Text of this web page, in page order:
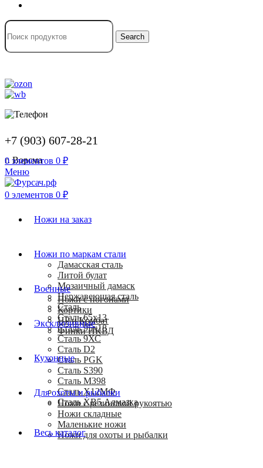
Search
+7 (903) 607-28-21
г. Ворсма
0 элементов 0 ₽
Меню
0 элементов 0 ₽
Ножи на заказ
Ножи по маркам стали
Дамасская сталь
Литой булат
Мозаичный дамаск
Нержавеющая сталь
Сталь
Сталь 65х13
Сталь 95х18
Сталь 9ХС
Сталь D2
Сталь PGK
Сталь S390
Сталь M398
Сталь Х12МФ
Сталь ХВ5 Алмазка
Военные
Ножи с погонами
Кортики
HP и Комбат
Финки НКВД
Эксклюзивные
Кухонные
Для охоты и рыбалки
Ножи с резиновой рукоятью
Ножи складные
Маленькие ножи
Ножи для охоты и рыбалки
Весь каталог